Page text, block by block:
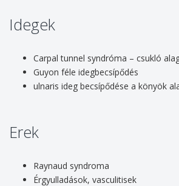
Idegek
Carpal tunnel syndróma – csukló
Guyon féle idegbecsípődés
ulnaris ideg becsípődése a könyök
Erek
Raynaud syndroma
Érgyulladások, vasculitisek